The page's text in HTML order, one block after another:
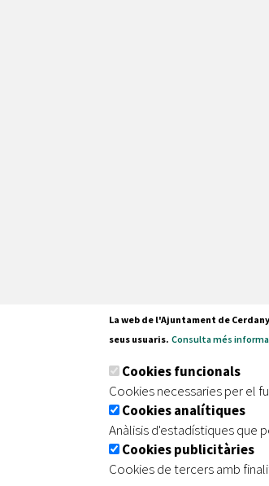
| Avís legal | Protecció de
La web de l'Ajuntament de
seus usuaris. Consulta més
Cookies funcionals
Cookies necessaries per el
Cookies analítiques
Anàlisis d'estadístiques que
Cookies publicitàries
Cookies de tercers amb